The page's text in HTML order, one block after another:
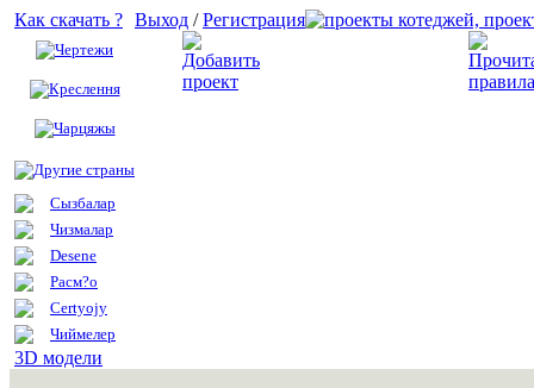
Как скачать ?
Чертежи
Креслення
Чарцяжы
Другие страны
Сызбалар
Чизмалар
Desene
Расм?о
Certyojy
Чиймелер
3D модели
Выход /Регистрация